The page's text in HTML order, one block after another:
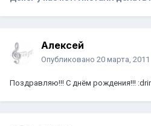
Aлексей
Опубликовано 20 марта, 2011
Поздравляю!!! С днём рождения!!!